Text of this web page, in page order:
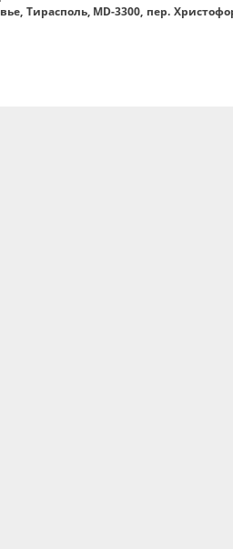
Тирасполь, MD-3300, пер.